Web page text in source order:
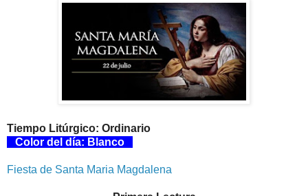
Tiempo Litúrgico: Ordinario
Color del día: Blanco
Fiesta de Santa Maria Magdalena